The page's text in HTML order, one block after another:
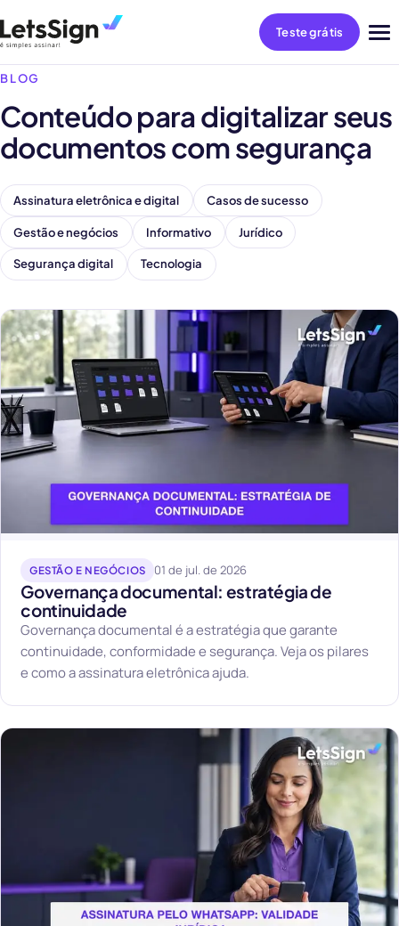
Teste grátis
BLOG
Conteúdo para digitalizar seus
documentos com segurança
Assinatura eletrônica e digital Casos de sucesso
Gestão e negócios Informativo Jurídico
Segurança digital Tecnologia
GESTÃO E NEGÓCIOS 01 de jul. de 2026
Governança documental: estratégia de
continuidade
Governança documental é a estratégia que garante
continuidade, conformidade e segurança. Veja os pilares
e como a assinatura eletrônica ajuda.